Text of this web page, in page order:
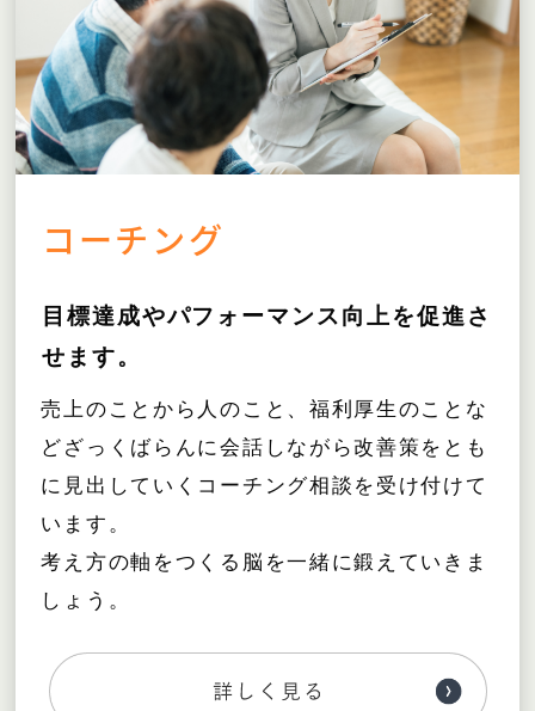
コーチング
目標達成やパフォーマンス向上を促進さ
せます。
売上のことから人のこと、福利厚生のことな
どざっくばらんに会話しながら改善策をとも
に見出していくコーチング相談を受け付けて
います。
考え方の軸をつくる脳を一緒に鍛えていきま
しょう。